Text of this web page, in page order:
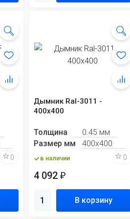
0
Дымник Ral-3011 -
400х400
Толщина
0.45 мм
Размер мм
400х400
в наличии 0
4 092₽
В корзину